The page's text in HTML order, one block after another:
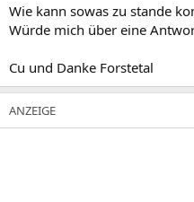
Wie kann sowas zu stande
Würde mich über eine
Cu und Danke Forstetal